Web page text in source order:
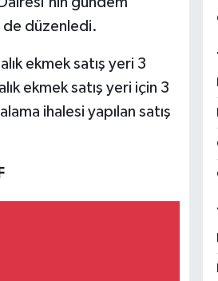
de düzenledi.
ekmek satış yeri 3
ekmek satış yeri için 3
ihalesi yapılan satış